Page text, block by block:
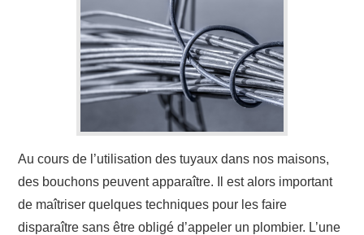
Au cours de l’utilisation des tuyaux dans nos maisons,
des bouchons peuvent apparaître. Il est alors important
de maîtriser quelques techniques pour les faire
disparaître sans être obligé d’appeler un plombier. L’une